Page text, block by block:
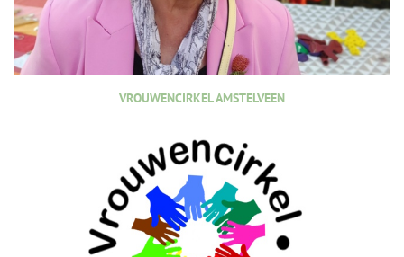
VROUWENCIRKEL AMSTELVEEN